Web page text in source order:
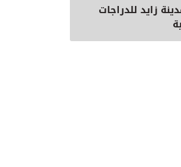
زايد للدراجات